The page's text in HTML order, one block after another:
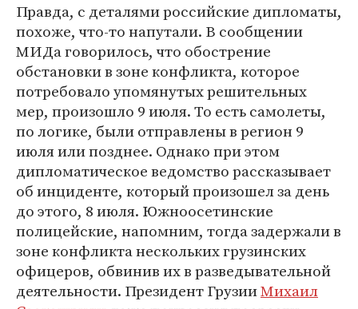
Правда, с деталями российские дипломаты,
похоже, что-то напутали. В сообщении
МИДа говорилось, что обострение
обстановки в зоне конфликта, которое
потребовало упомянутых решительных
мер, произошло 9 июля. То есть самолеты,
по логике, были отправлены в регион 9
июля или позднее. Однако при этом
дипломатическое ведомство рассказывает
об инциденте, который произошел за день
до этого, 8 июля. Южноосетинские
полицейские, напомним, тогда задержали в
зоне конфликта нескольких грузинских
офицеров, обвинив их в разведывательной
деятельности. Президент ГрузииМихаил